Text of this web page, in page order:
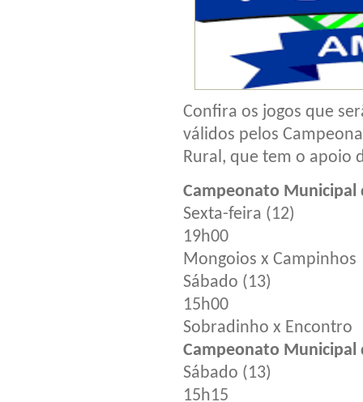
Confira os jogos que
válidos pelos
Rural, que tem o apoio
Campeonato Municipal
Sexta-feira (12)
19h00
Mongoios x Campinhos
Sábado (13)
15h00
Sobradinho x Encontro
Campeonato Municipal
Sábado (13)
15h15